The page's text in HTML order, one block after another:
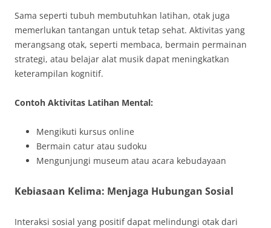
Sama seperti tubuh membutuhkan latihan, otak juga
memerlukan tantangan untuk tetap sehat. Aktivitas yang
merangsang otak, seperti membaca, bermain permainan
strategi, atau belajar alat musik dapat meningkatkan
keterampilan kognitif.
Contoh Aktivitas Latihan Mental:
Mengikuti kursus online
Bermain catur atau sudoku
Mengunjungi museum atau acara kebudayaan
Kebiasaan Kelima: Menjaga Hubungan Sosial
Interaksi sosial yang positif dapat melindungi otak dari